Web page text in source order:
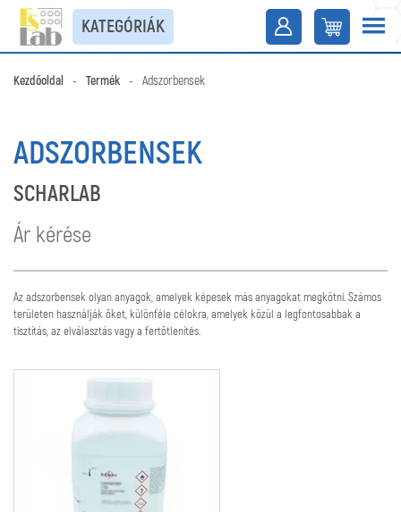
KATEGÓRIÁK
Kezdőoldal - Termék - Adszorbensek
ADSZORBENSEK
SCHARLAB
Ár kérése
Az adszorbensek olyan anyagok, amelyek képesek más anyagokat megkötni. Számos
területen használják őket, különféle célokra, amelyek közül a legfontosabbak a
tisztítás, az elválasztás vagy a fertőtlenítés.